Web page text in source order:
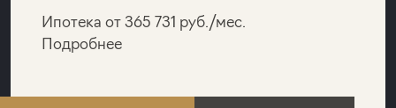
Ипотека от 365 731 руб./мес.
Подробнее